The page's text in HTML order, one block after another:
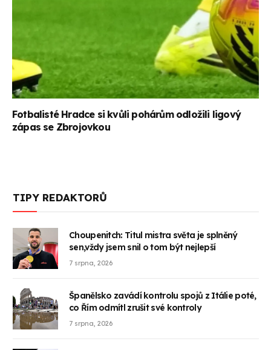
Fotbalisté Hradce si kvůli pohárům odložili ligový
zápas se Zbrojovkou
TIPY REDAKTORŮ
Choupenitch: Titul mistra světa je splněný
sen,vždy jsem snil o tom být nejlepší
7 srpna, 2026
Španělsko zavádí kontrolu spojů z Itálie poté,
co Řím odmítl zrušit své kontroly
7 srpna, 2026